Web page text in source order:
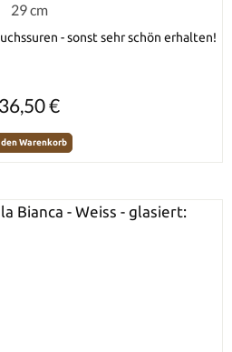
29 cm
- sonst sehr schön erhalten!
36,50 €
den Warenkorb